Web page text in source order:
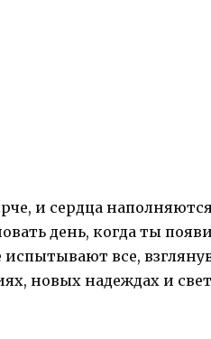
и сердца
день, когда ты
все,
новых надеждах и